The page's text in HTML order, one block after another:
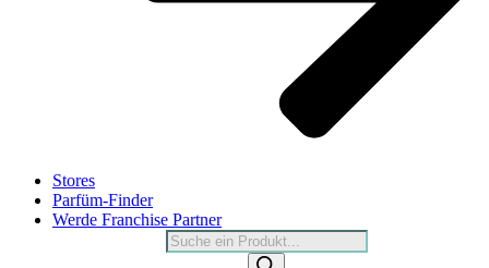
Stores
Parfüm-Finder
Werde Franchise Partner
Products
search